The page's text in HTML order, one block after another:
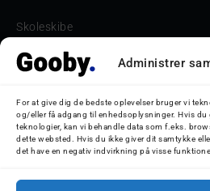
Administrer
For at give dig de bedste oplevelser bruger vi
og/eller få adgang til enhedsoplysninger. Hvis du
teknologier, kan vi behandle data som f.eks.
dette websted. Hvis du ikke giver dit samtykke
det have en negativ indvirkning på visse
Skoleskibe
Havne & Turbåde samt
Bilskib
Storebæltsbroen